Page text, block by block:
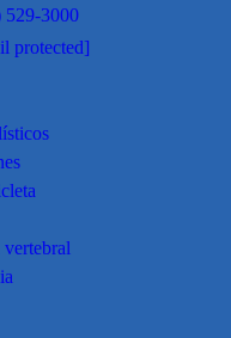
529-3000
protected]